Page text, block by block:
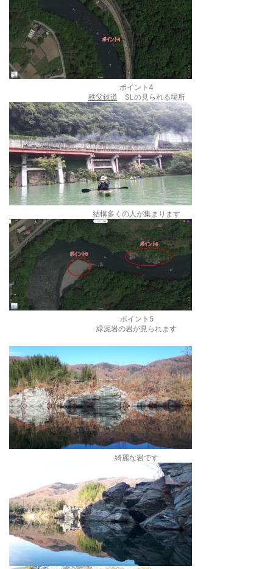
ポイント4
秩父鉄道 SLの見られる場所
結構多くの人が集まります
ポイント5
緑泥岩の岩が見られます
綺麗な岩です